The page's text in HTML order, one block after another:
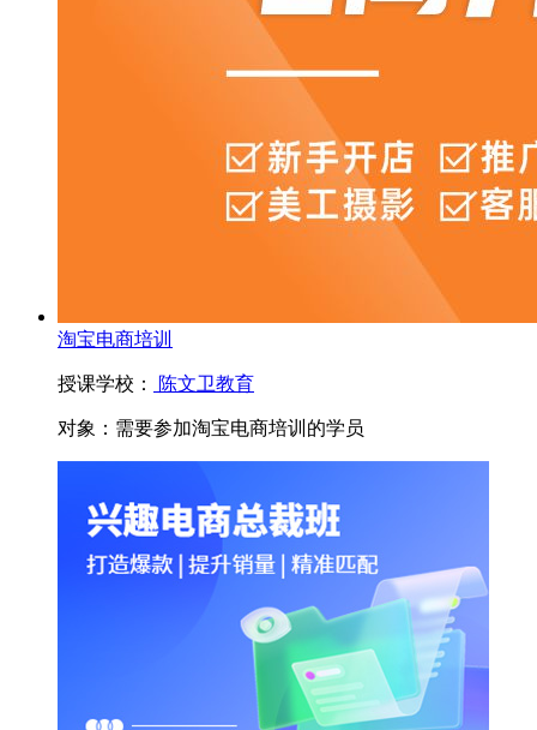
淘宝电商培训
授课学校： 陈文卫教育
对象： 需要参加淘宝电商培训的学员